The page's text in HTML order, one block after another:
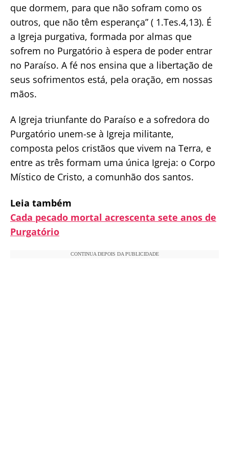
que dormem, para que não sofram como os
outros, que não têm esperança” ( 1.Tes.4,13). É
a Igreja purgativa, formada por almas que
sofrem no Purgatório à espera de poder entrar
no Paraíso. A fé nos ensina que a libertação de
seus sofrimentos está, pela oração, em nossas
mãos.
A Igreja triunfante do Paraíso e a sofredora do
Purgatório unem-se à Igreja militante,
composta pelos cristãos que vivem na Terra, e
entre as três formam uma única Igreja: o Corpo
Místico de Cristo, a comunhão dos santos.
Leia também
Cada pecado mortal acrescenta sete anos de
Purgatório
CONTINUA DEPOIS DA PUBLICIDADE